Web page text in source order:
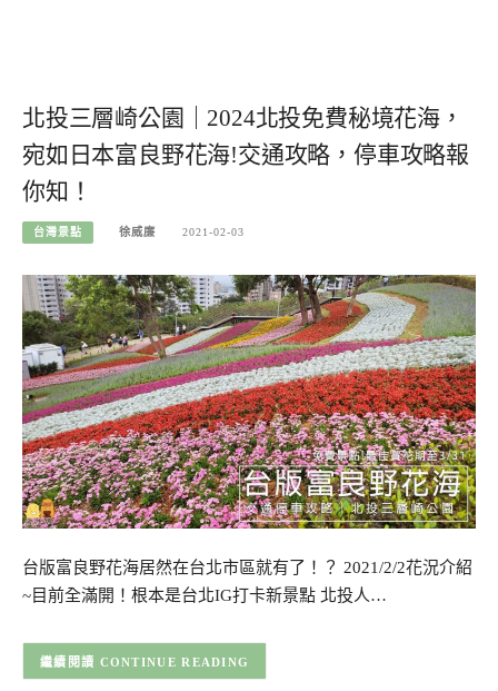
北投三層崎公園｜2024北投免費秘境花海，
宛如日本富良野花海!交通攻略，停車攻略報
你知！
台灣景點 徐威廉 2021-02-03
台版富良野花海居然在台北市區就有了！？ 2021/2/2花況介紹
~目前全滿開！根本是台北IG打卡新景點 北投人…
CONTINUE READING